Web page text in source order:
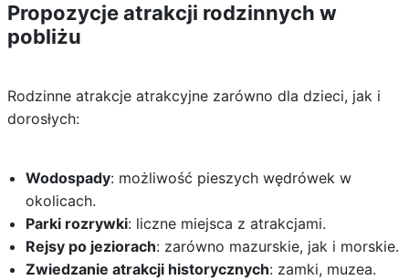
Propozycje atrakcji rodzinnych w
pobliżu
Rodzinne atrakcje atrakcyjne zarówno dla dzieci, jak i
dorosłych:
Wodospady: możliwość pieszych wędrówek w
okolicach.
Parki rozrywki: liczne miejsca z atrakcjami.
Rejsy po jeziorach: zarówno mazurskie, jak i morskie.
Zwiedzanie atrakcji historycznych: zamki, muzea.